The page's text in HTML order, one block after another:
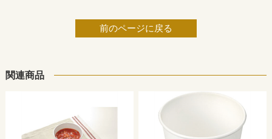
前のページに戻る
関連商品